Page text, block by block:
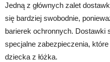
Jedną z głównych zalet
się bardziej swobodnie,
barierek ochronnych. Dostawki
specjalne zabezpieczenia,
dziecka z łóżka.